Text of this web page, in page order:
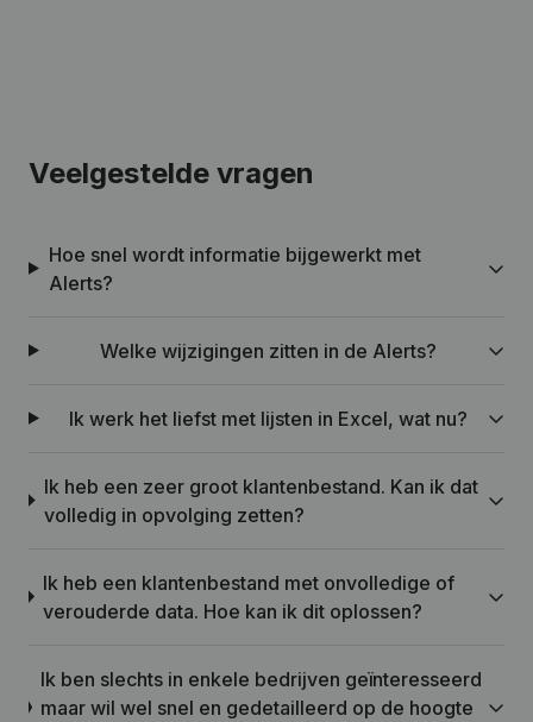
Veelgestelde vragen
Hoe snel wordt informatie bijgewerkt met
Alerts?
Welke wijzigingen zitten in de Alerts?
Ik werk het liefst met lijsten in Excel, wat nu?
Ik heb een zeer groot klantenbestand. Kan ik dat
volledig in opvolging zetten?
Ik heb een klantenbestand met onvolledige of
verouderde data. Hoe kan ik dit oplossen?
Ik ben slechts in enkele bedrijven geïnteresseerd
maar wil wel snel en gedetailleerd op de hoogte